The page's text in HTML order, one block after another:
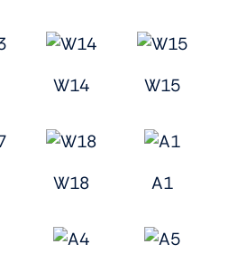
W14 W15
W18 A1